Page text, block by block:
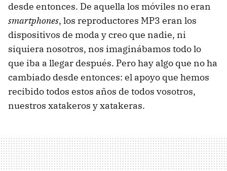
desde entonces. De aquella los móviles no eran
smartphones, los reproductores MP3 eran los
dispositivos de moda y creo que nadie, ni
siquiera nosotros, nos imaginábamos todo lo
que iba a llegar después. Pero hay algo que no ha
cambiado desde entonces: el apoyo que hemos
recibido todos estos años de todos vosotros,
nuestros xatakeros y xatakeras.